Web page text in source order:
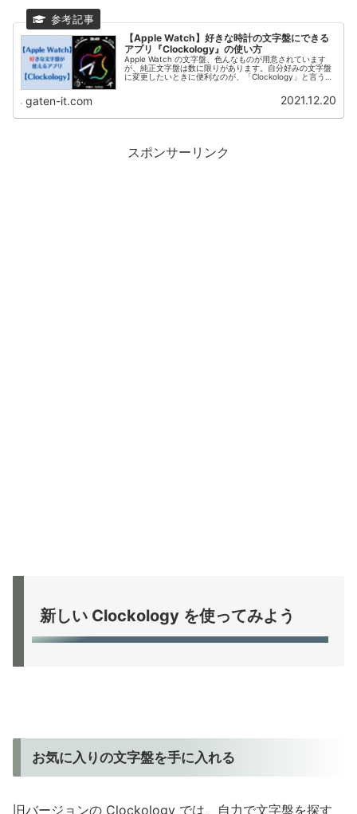
【Apple Watch】好きな時計の文字盤にできる
アプリ『Clockology』の使い方
Apple Watch の文字盤、色んなものが用意されています
が、純正文字盤は数に限りがあります。自分好みの文字盤
に変更したいときに便利なのが、「Clockology」と言うア
gaten-it.com 2021.12.20
スポンサーリンク
新しい Clockology を使ってみよう
お気に入りの文字盤を手に入れる
旧バージョンの Clockology では、自力で文字盤を探す